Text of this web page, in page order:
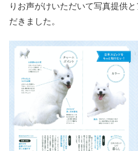
りお声がけいただいて写真提供
だきました。